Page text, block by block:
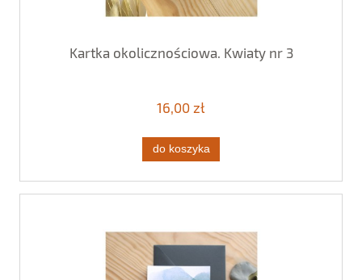
Kartka okolicznościowa. Kwiaty nr 3
16,00 zł
do koszyka